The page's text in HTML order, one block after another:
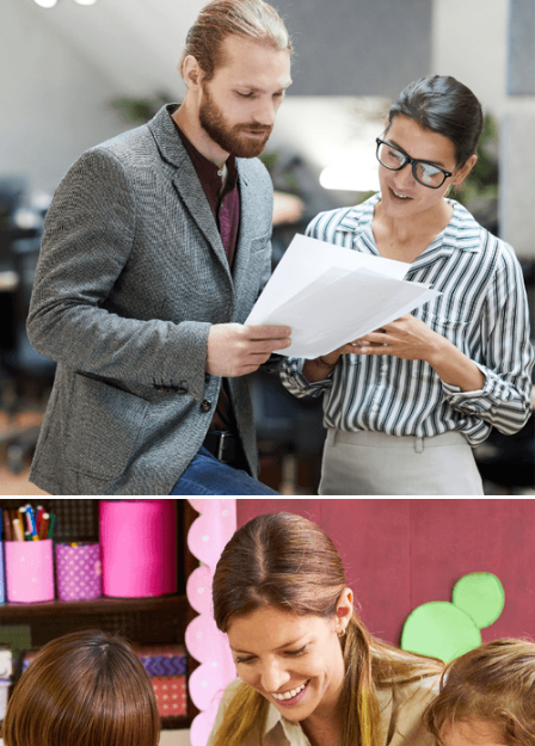
Global Volunteer
Soziale Projekte im Ausland
6-8 Wochen